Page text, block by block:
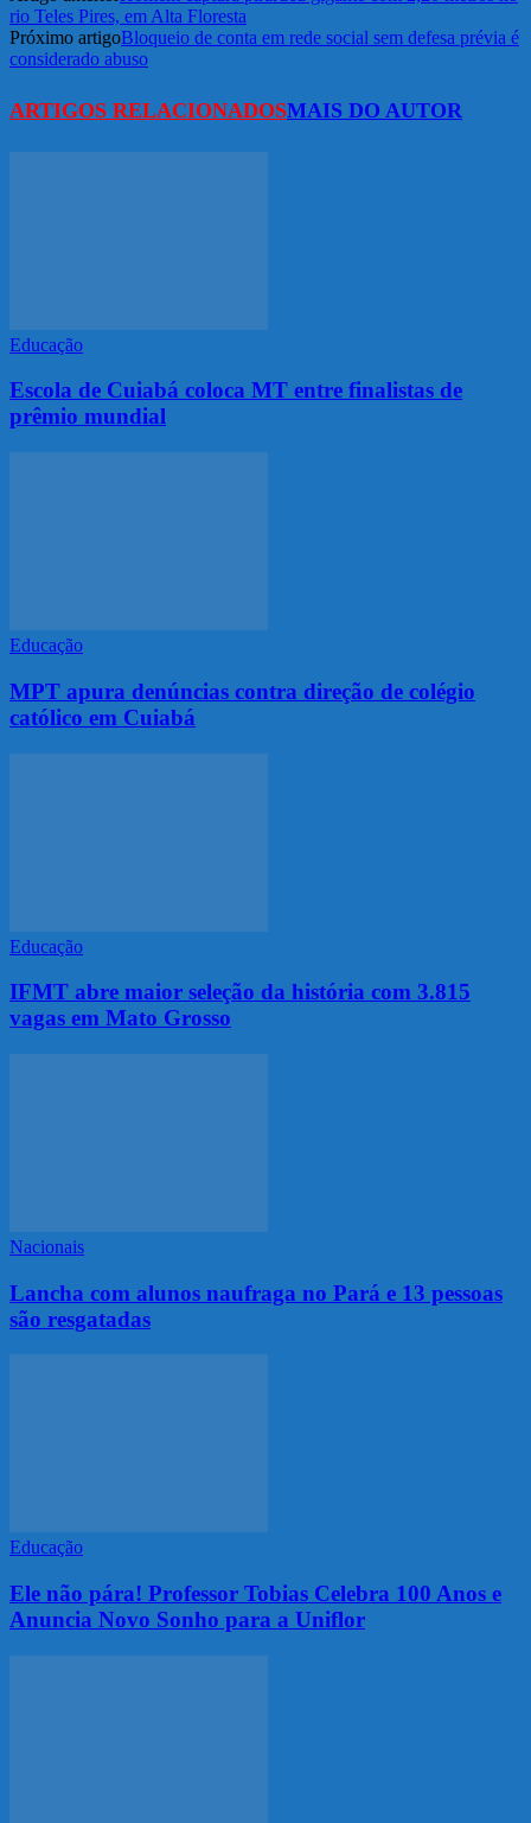
rio Teles Pires, em Alta Floresta
Próximo artigoBloqueio de conta em rede social sem defesa prévia é
considerado abuso
ARTIGOS RELACIONADOSMAIS DO AUTOR
Educação
Escola de Cuiabá coloca MT entre finalistas de
prêmio mundial
Educação
MPT apura denúncias contra direção de colégio
católico em Cuiabá
Educação
IFMT abre maior seleção da história com 3.815
vagas em Mato Grosso
Nacionais
Lancha com alunos naufraga no Pará e 13 pessoas
são resgatadas
Educação
Ele não pára! Professor Tobias Celebra 100 Anos e
Anuncia Novo Sonho para a Uniflor